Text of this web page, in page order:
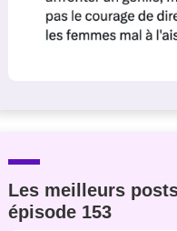
Les meilleurs
épisode 153